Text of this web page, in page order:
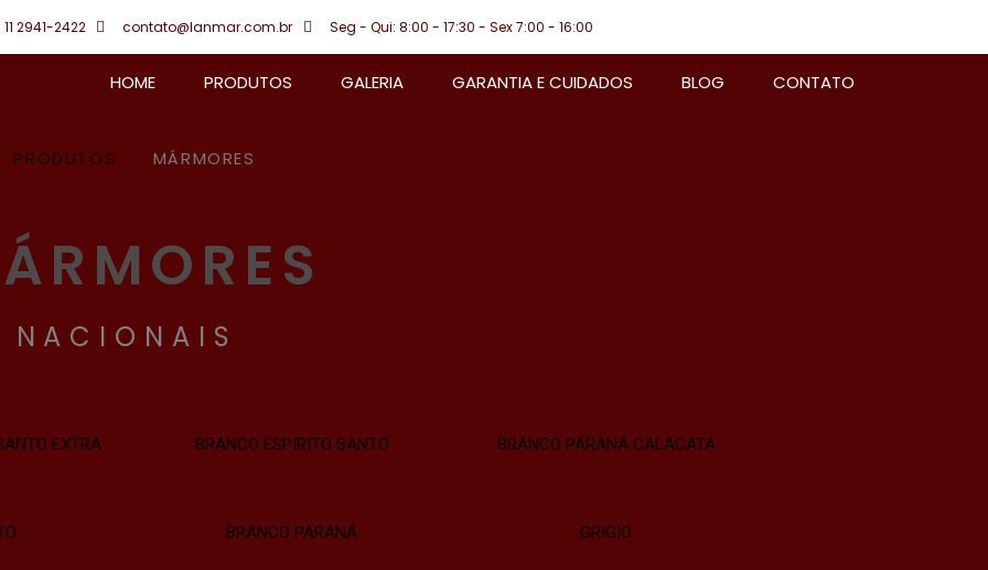
2941-2422 contato@lanmar.com.br Seg - Qui: 8:00 - 17:30 - Sex 7:00 - 16:00
HOME PRODUTOS GALERIA GARANTIA E CUIDADOS BLOG CONTATO
PRODUTOS MÁRMORES
NACIONAIS
EXTRA BRANCO ESPIRITO SANTO
BRANCO PARANÁ
BRANCO PARANA CALACATA
GRIGIO